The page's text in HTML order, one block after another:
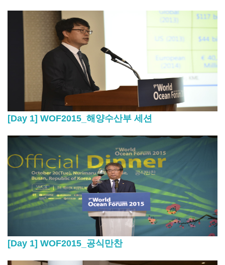
[Day 1] WOF2015_해양수산부 세션
[Day 1] WOF2015_공식만찬